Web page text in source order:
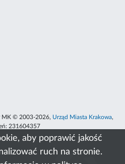
aby poprawić jakość
ruch na stronie.
MK © 2003-2026, Urząd Miasta Krakowa,
231604357